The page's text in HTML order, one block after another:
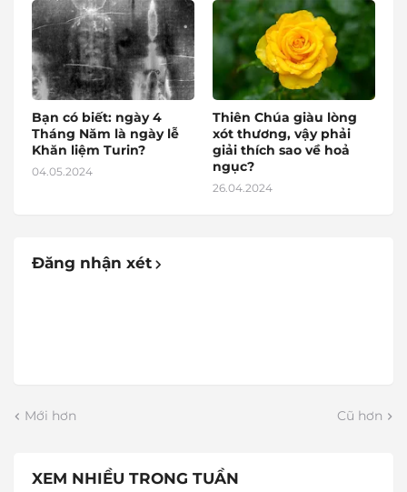
Bạn có biết: ngày 4
Tháng Năm là ngày lễ
Khăn liệm Turin?
04.05.2024
Thiên Chúa giàu lòng
xót thương, vậy phải
giải thích sao về hoả
ngục?
26.04.2024
Đăng nhận xét
Mới hơn Cũ hơn
XEM NHIỀU TRONG TUẦN